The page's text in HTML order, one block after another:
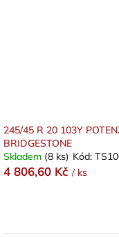
245/45 R 20 103Y
BRIDGESTONE
Skladem (8 ks) Kód:
4 806,60 Kč / ks